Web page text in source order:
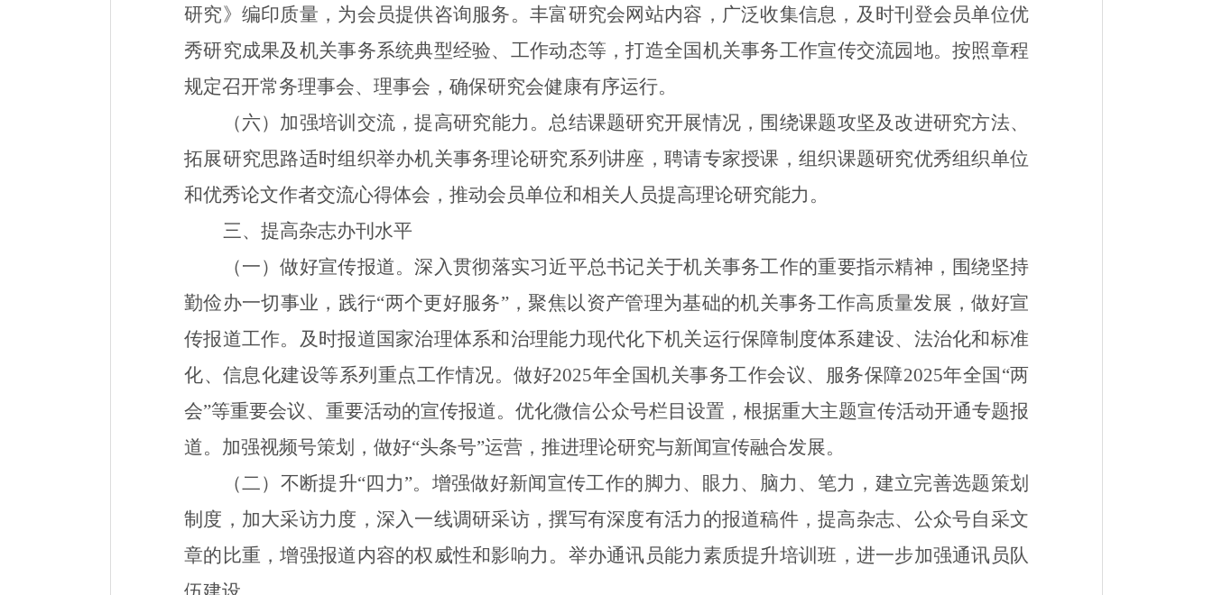
研究》编印质量，为会员提供咨询服务。丰富研究会网站内容，广泛收集信息，及时刊登会员单位优
秀研究成果及机关事务系统典型经验、工作动态等，打造全国机关事务工作宣传交流园地。按照章程
规定召开常务理事会、理事会， 确保研究会健康有序运行。
（六）加强培训交流，提高研究能力。总结课题研究开展情况，围绕课题攻坚及改进研究方法、
拓展研究思路适时组织举办机关事务理论研究系列讲座 ，聘请专家授课 ， 组织课题研究优秀组织单位
和优秀论文作者交流心得体会，推动会员单位和相关人员提高理论研究能力。
三、提高杂志办刊水平
（一）做好宣传报道。深入贯彻落实习近平总书记关于机关事务工作的重要指示精神，围绕坚持
勤俭办一切事业，践行“两个更好服务”，聚焦以资产管理为基础的机关事务工作高质量发展，做好宣
传报道工作。及时报道国家治理体系和治理能力现代化下机关运行保障制度体系建设、法治化和标准
化、 信息化建设等系列重点工作情况。做好2025年全国机关事务工作会议、服务保障2025年全国 “两
会”等重要会议、重要活动的宣传报道。优化微信公众号栏目设置，根据重大主题宣传活动开通专题报
道。加强视频号策划，做好“头条号”运营 ， 推进理论研究与新闻宣传融合发展。
（二）不断提升“四力”。 增强做好新闻宣传工作的脚力、眼力、脑力、笔力， 建立完善选题策划
制度，加大采访力度，深入一线调研采访，撰写有深度有活力的报道稿件，提高杂志、公众号自采文
章的比重，增强报道内容的权威性和影响力。 举办通讯员能力素质提升培训班， 进一步加强通讯员队